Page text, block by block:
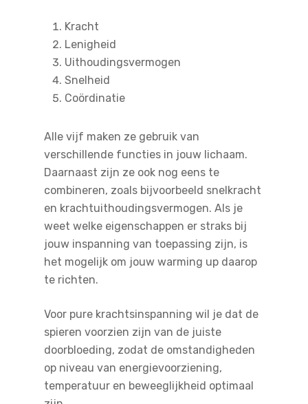
Kracht
Lenigheid
Uithoudingsvermogen
Snelheid
Coördinatie
Alle vijf maken ze gebruik van
verschillende functies in jouw lichaam.
Daarnaast zijn ze ook nog eens te
combineren, zoals bijvoorbeeld snelkracht
en krachtuithoudingsvermogen. Als je
weet welke eigenschappen er straks bij
jouw inspanning van toepassing zijn, is
het mogelijk om jouw warming up daarop
te richten.
Voor pure krachtsinspanning wil je dat de
spieren voorzien zijn van de juiste
doorbloeding, zodat de omstandigheden
op niveau van energievoorziening,
temperatuur en beweeglijkheid optimaal